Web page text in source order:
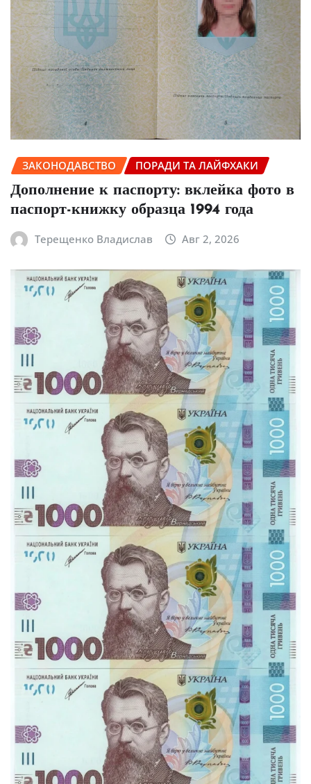
ЗАКОНОДАВСТВО ПОРАДИ ТА ЛАЙФХАКИ
Дополнение к паспорту: вклейка фото в
паспорт-книжку образца 1994 года
Терещенко Владислав Авг 2, 2026